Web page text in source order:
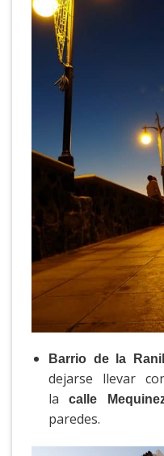
Barrio de la
dejarse llevar
lacalle
paredes.